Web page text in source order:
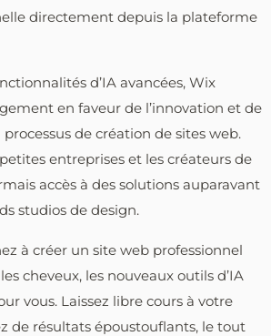
directement depuis la plateforme
d’IA avancées, Wix
en faveur de l’innovation et de
de création de sites web.
entreprises et les créateurs de
accès à des solutions auparavant
studios de design.
à créer un site web professionnel
cheveux, les nouveaux outils d’IA
vous. Laissez libre cours à votre
de résultats époustouflants, le tout